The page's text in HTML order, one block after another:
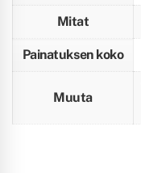
Mitat
Painatuksen koko
Muuta